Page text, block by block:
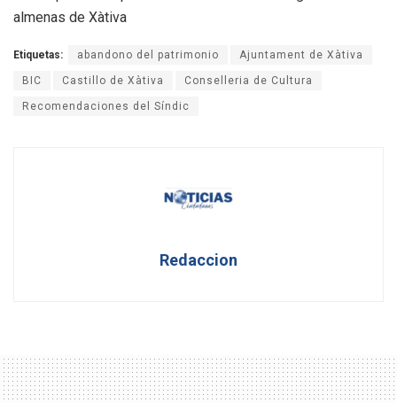
almenas de Xàtiva
Etiquetas: abandono del patrimonio Ajuntament de Xàtiva
BIC Castillo de Xàtiva Conselleria de Cultura
Recomendaciones del Síndic
Redaccion